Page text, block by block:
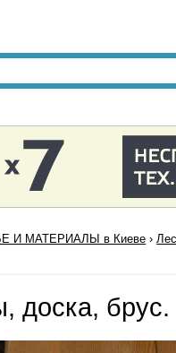
И МАТЕРИАЛЫ в Киеве ›
доска, брус.